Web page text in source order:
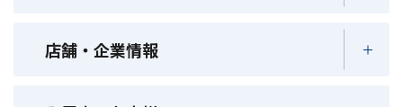
店舗・企業情報